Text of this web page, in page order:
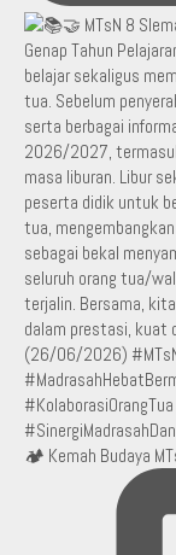
🏕️ Kemah Budaya